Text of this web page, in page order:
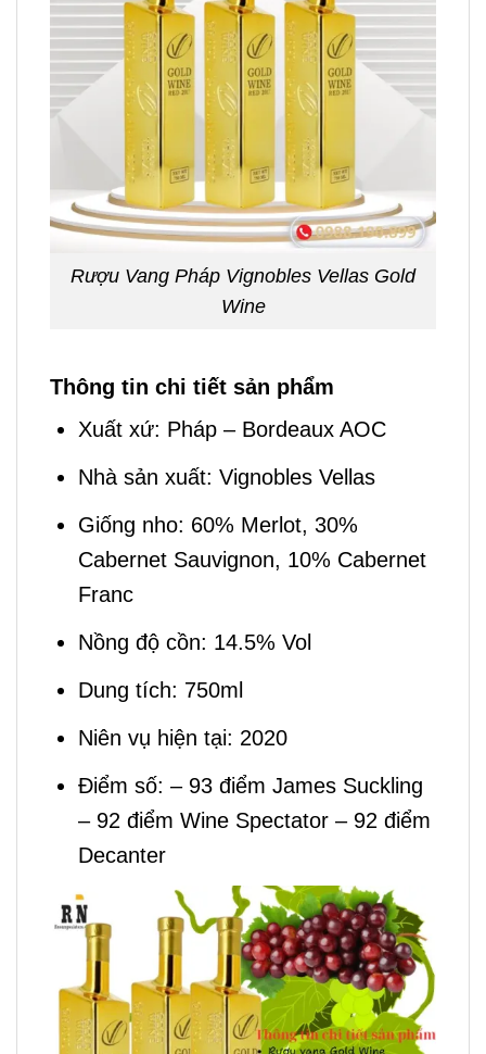
Rượu Vang Pháp Vignobles Vellas Gold
Wine
Thông tin chi tiết sản phẩm
Xuất xứ: Pháp – Bordeaux AOC
Nhà sản xuất: Vignobles Vellas
Giống nho: 60% Merlot, 30%
Cabernet Sauvignon, 10% Cabernet
Franc
Nồng độ cồn: 14.5% Vol
Dung tích: 750ml
Niên vụ hiện tại: 2020
Điểm số: – 93 điểm James Suckling
– 92 điểm Wine Spectator – 92 điểm
Decanter